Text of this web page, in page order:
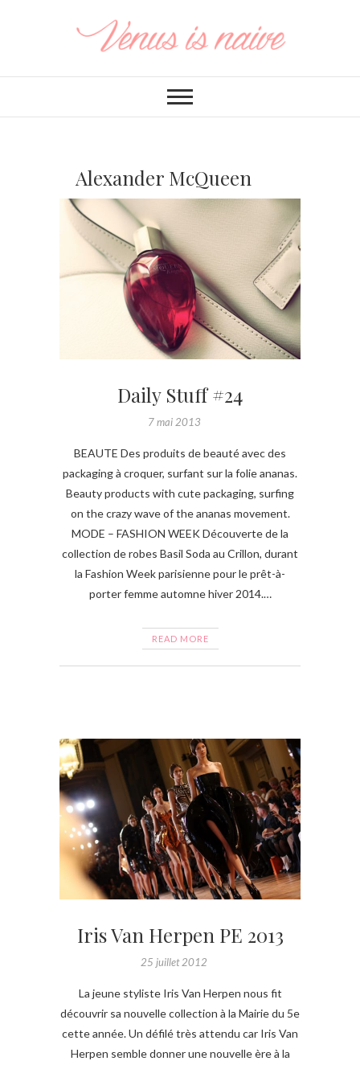
Alexander McQueen
Daily Stuff #24
7 mai 2013
BEAUTE Des produits de beauté avec des
packaging à croquer, surfant sur la folie ananas.
Beauty products with cute packaging, surfing
on the crazy wave of the ananas movement.
MODE – FASHION WEEK Découverte de la
collection de robes Basil Soda au Crillon, durant
la Fashion Week parisienne pour le prêt-à-
porter femme automne hiver 2014.…
READ MORE
Iris Van Herpen PE 2013
25 juillet 2012
La jeune styliste Iris Van Herpen nous fit
découvrir sa nouvelle collection à la Mairie du 5e
cette année. Un défilé très attendu car Iris Van
Herpen semble donner une nouvelle ère à la